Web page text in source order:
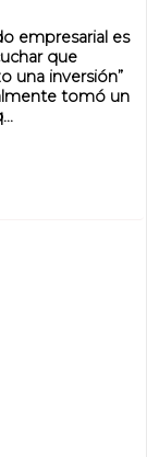
empresarial es
que
una inversión”
tomó un